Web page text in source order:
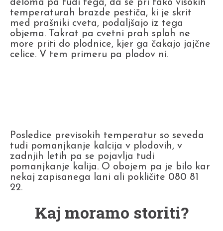
deloma pa tudi tega, da se pri tako visokih
temperaturah brazde pestiča, ki je skrit
med prašniki cveta, podaljšajo iz tega
objema. Takrat pa cvetni prah sploh ne
more priti do plodnice, kjer ga čakajo jajčne
celice. V tem primeru pa plodov ni.
Posledice previsokih temperatur so seveda
tudi pomanjkanje kalcija v plodovih, v
zadnjih letih pa se pojavlja tudi
pomanjkanje kalija. O obojem pa je bilo kar
nekaj zapisanega lani ali pokličite 080 81
22.
Kaj moramo storiti?